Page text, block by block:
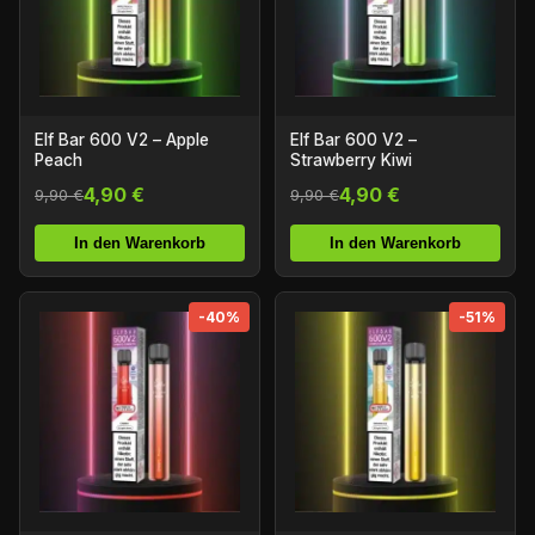
Elf Bar 600 V2 – Apple
Peach
9,90 €4,90 €
In den Warenkorb
Elf Bar 600 V2 –
Strawberry Kiwi
9,90 €4,90 €
In den Warenkorb
-40% -51%